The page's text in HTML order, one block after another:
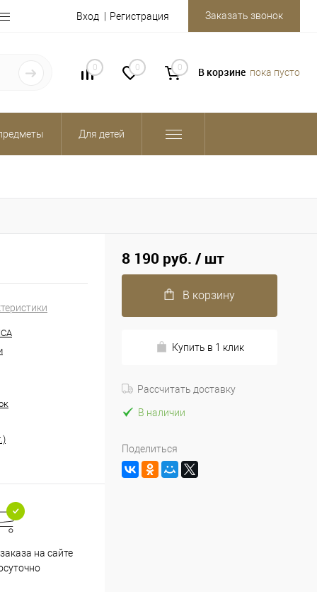
Вход Регистрация Заказать звонок
0 0 0 В корзине пока пусто
Для детей
на сайте
8 190 руб. / шт
В корзину
Купить в 1 клик
Рассчитать доставку
В наличии
Поделиться